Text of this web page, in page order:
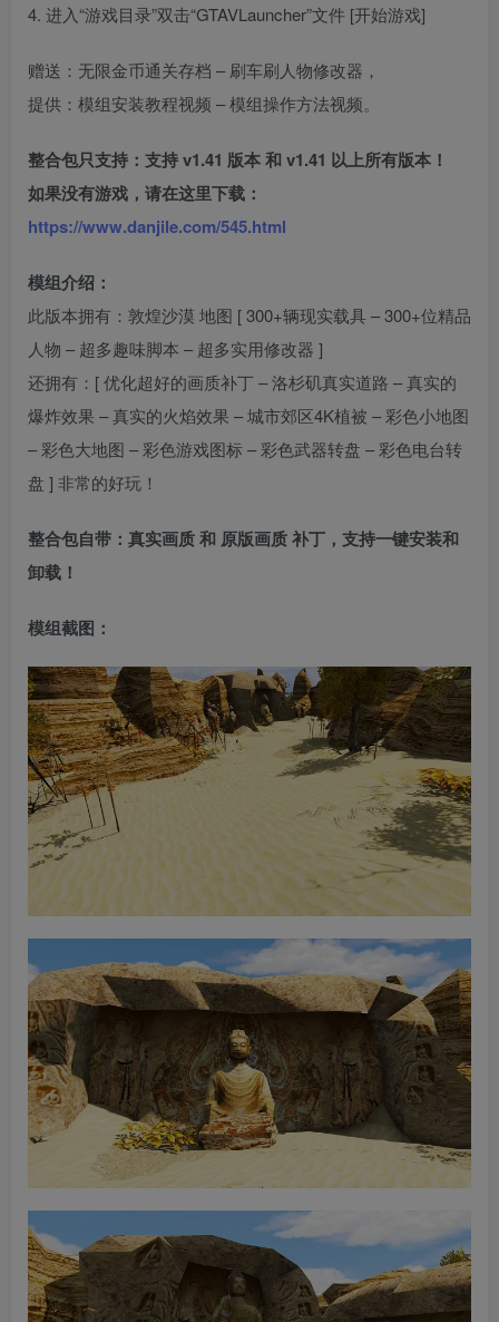
4. 进入“游戏目录”双击“GTAVLauncher”文件 [开始游戏]
赠送：无限金币通关存档 – 刷车刷人物修改器，
提供：模组安装教程视频 – 模组操作方法视频。
整合包只支持：支持 v1.41 版本 和 v1.41 以上所有版本！
如果没有游戏，请在这里下载：
https://www.danjile.com/545.html
模组介绍：
此版本拥有：敦煌沙漠 地图 [ 300+辆现实载具 – 300+位精品
人物 – 超多趣味脚本 – 超多实用修改器 ]
还拥有：[ 优化超好的画质补丁 – 洛杉矶真实道路 – 真实的
爆炸效果 – 真实的火焰效果 – 城市郊区4K植被 – 彩色小地图
– 彩色大地图 – 彩色游戏图标 – 彩色武器转盘 – 彩色电台转
盘 ] 非常的好玩！
整合包自带：真实画质 和 原版画质 补丁，支持一键安装和
卸载！
模组截图：